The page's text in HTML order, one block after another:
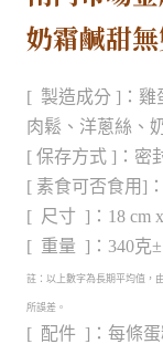
奶霜鹹甜無
[ 製造成分 ]：雞
肉鬆 、洋蔥絲、
[ 保存方式 ]：密
[ 素食可否食用 ]：
[ 尺寸 ]：18 cm x
[ 重量 ]：340克
註：以上數字為長期平均值，
所誤差。
[ 配件 ]：每條蛋